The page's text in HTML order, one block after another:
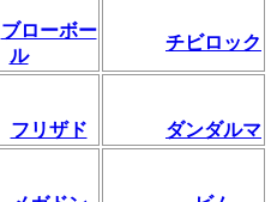
ブローボー
ル
チビロック
フリザド ダンダルマ